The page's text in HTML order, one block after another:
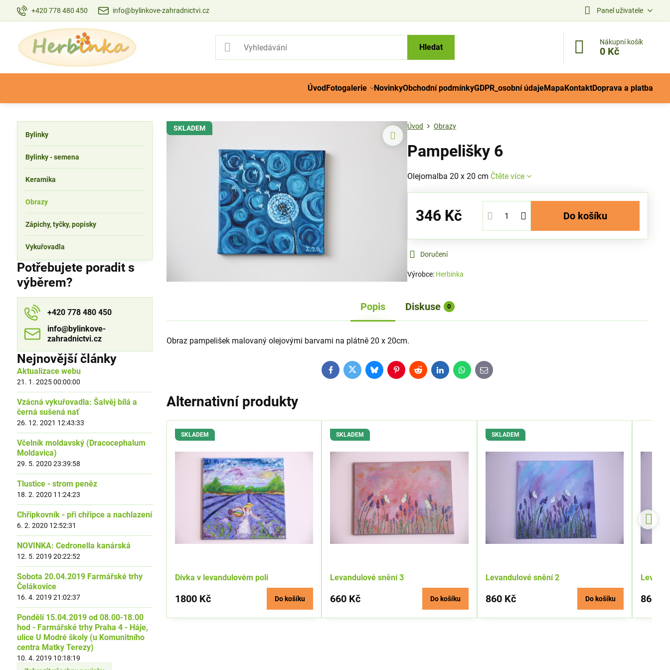
+420 778 480 450 info@bylinkove-zahradnictvi.cz Panel uživatele
Hledat
Nákupní košík
0 Kč
ÚvodFotogalerie NovinkyObchodní podmínkyGDPR_osobní údajeMapaKontaktDoprava a platba
SKLADEM Úvod Obrazy
Pampelišky 6
Olejomalba 20 x 20 cm Čtěte více
346 Kč Do košíku
Doručení
Výrobce: Herbinka
Popis Diskuse 0
Obraz pampelišek malovaný olejovými barvami na plátně 20 x 20cm.
FacebookTwitterBlueskyPinterestRedditLinkedInWhatsApp
E-
mail
Alternativní produkty
SKLADEM
Dívka v levandulovém poli
1800 Kč Do košíku
SKLADEM
Levandulové snění 3
660 Kč Do košíku
SKLADEM
Levandulové snění 2
860 Kč Do košíku 860
Bylinky
Bylinky - semena
Keramika
Obrazy
Zápichy, tyčky, popisky
Vykuřovadla
Potřebujete poradit s
výběrem?
+420 778 480 450
info​​@bylinkove-
zahradnictvi​​.cz
Nejnovější články
Aktualizace webu
21. 1. 2025 00:00:00
Vzácná vykuřovadla: Šalvěj bílá a
černá sušená nať
26. 12. 2021 12:43:33
Včelník moldavský (Dracocephalum
Moldavica)
29. 5. 2020 23:39:58
Tlustice - strom peněz
18. 2. 2020 11:24:23
Chřipkovník - při chřipce a nachlazení
6. 2. 2020 12:52:31
NOVINKA: Cedronella kanárská
12. 5. 2019 20:22:52
Sobota 20.04.2019 Farmářské trhy
Čelákovice
16. 4. 2019 21:02:37
Pondělí 15.04.2019 od 08.00-18.00
hod - Farmářské trhy Praha 4 - Háje,
ulice U Modré školy (u Komunitního
centra Matky Terezy)
10. 4. 2019 10:18:19